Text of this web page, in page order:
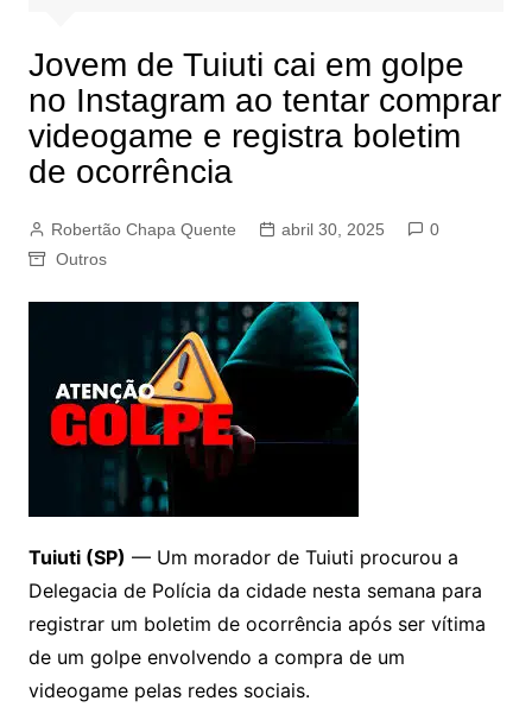
Jovem de Tuiuti cai em golpe
no Instagram ao tentar comprar
videogame e registra boletim
de ocorrência
Robertão Chapa Quente abril 30, 2025
0
Outros
Tuiuti (SP) — Um morador de Tuiuti procurou a
Delegacia de Polícia da cidade nesta semana para
registrar um boletim de ocorrência após ser vítima
de um golpe envolvendo a compra de um
videogame pelas redes sociais.